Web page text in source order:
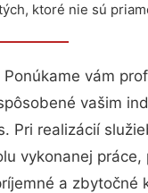
ktoré nie sú
Ponúkame vám
vašim
Pri realizácií
vykonanej
a zbytočné